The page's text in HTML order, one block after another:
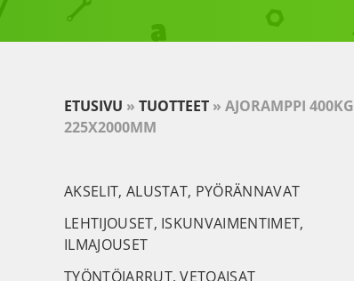
ETUSIVU » TUOTTEET » AJORAMPPI 400KG
225X2000MM
AKSELIT, ALUSTAT, PYÖRÄNNAVAT
LEHTIJOUSET, ISKUNVAIMENTIMET,
ILMAJOUSET
TYÖNTÖJARRUT, VETOAISAT